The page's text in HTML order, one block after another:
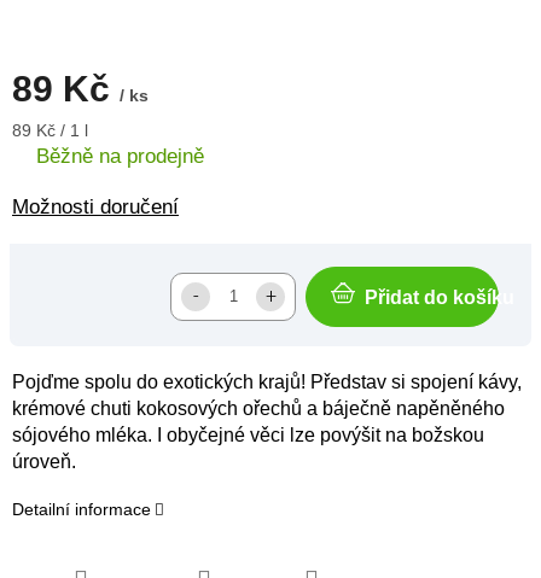
89 Kč / ks
Měrná
cena:
89 Kč / 1 l
Běžně na prodejně
Možnosti doručení
Přidat do košíku
Pojďme spolu do exotických krajů! Představ si spojení kávy,
krémové chuti kokosových ořechů a báječně napěněného
sójového mléka. I obyčejné věci lze povýšit na božskou
úroveň.
Detailní informace